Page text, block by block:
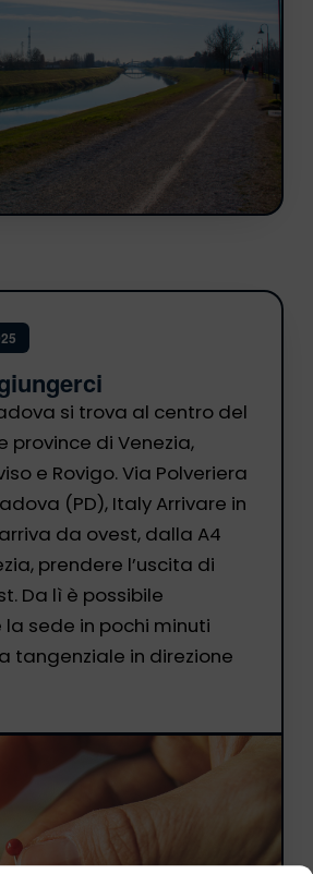
si trova al centro del
province di Venezia,
e Rovigo. Via Polveriera
(PD), Italy Arrivare in
da ovest, dalla A4
prendere l’uscita di
Da lì è possibile
sede in pochi minuti
tangenziale in direzione